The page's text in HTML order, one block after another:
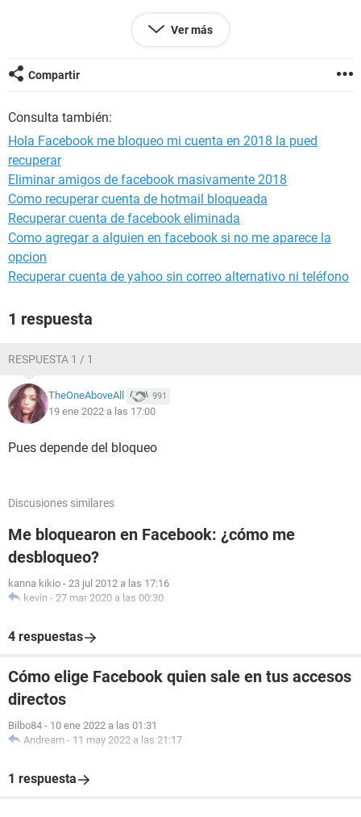
Ver más
Compartir
Consulta también:
Hola Facebook me bloqueo mi cuenta en 2018 la pued
recuperar
Eliminar amigos de facebook masivamente 2018
Como recuperar cuenta de hotmail bloqueada
Recuperar cuenta de facebook eliminada
Como agregar a alguien en facebook si no me aparece la
opcion
Recuperar cuenta de yahoo sin correo alternativo ni teléfono
1 respuesta
RESPUESTA 1 / 1
TheOneAboveAll 991
19 ene 2022 a las 17:00
Pues depende del bloqueo
Discusiones similares
Me bloquearon en Facebook: ¿cómo me
desbloqueo?
kanna kikio - 23 jul 2012 a las 17:16
kevin - 27 mar 2020 a las 00:30
4 respuestas
Cómo elige Facebook quien sale en tus accesos
directos
Bilbo84 - 10 ene 2022 a las 01:31
Andream - 11 may 2022 a las 21:17
1 respuesta